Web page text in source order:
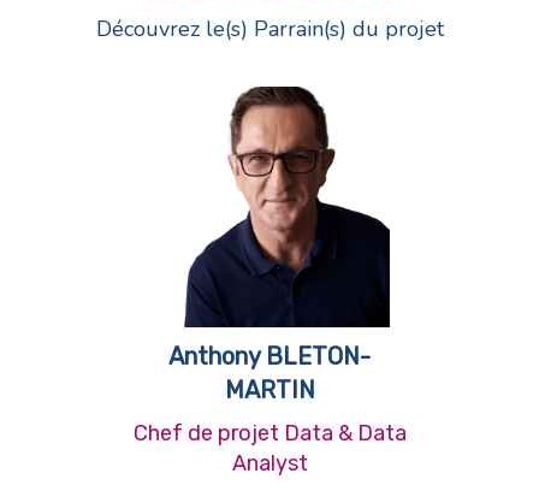
Découvrez le(s) Parrain(s) du projet
Anthony BLETON-
MARTIN
Chef de projet Data & Data
Analyst